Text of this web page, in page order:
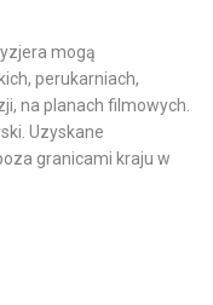
mogą
perukarniach,
na planach filmowych.
Uzyskane
granicami kraju w